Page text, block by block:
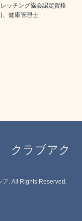
ッチング協会認定資格
、健康管理士
クラブアク
ア. All Rights Reserved.